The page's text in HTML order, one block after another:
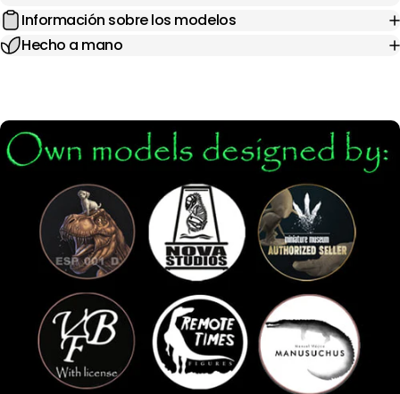
Información sobre los modelos
Hecho a mano